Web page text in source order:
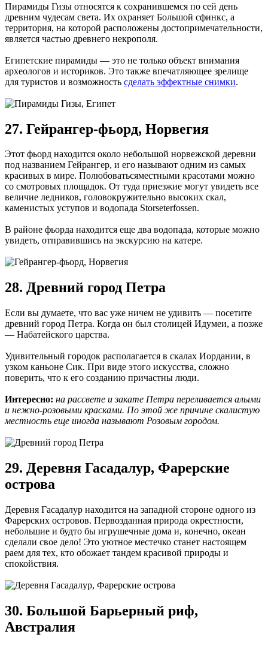
Пирамиды Гизы относятся к сохранившемся по сей день
древним чудесам света. Их охраняет Большой сфинкс, а
территория, на которой расположены достопримечательности,
является частью древнего некрополя.
Египетские пирамиды — это не только объект внимания
археологов и историков. Это также впечатляющее зрелище
для туристов и возможность сделать эффектные снимки.
27. Гейрангер-фьорд, Норвегия
Этот фьорд находится около небольшой норвежской деревни
под названием Гейрангер, и его называют одним из самых
красивых в мире. Полюбоватьсяместными красотами можно
со смотровых площадок. От туда приезжие могут увидеть все
величие ледников, головокружительно высоких скал,
каменистых уступов и водопада Storseterfossen.
В районе фьорда находится еще два водопада, которые можно
увидеть, отправившись на экскурсию на катере.
28. Древний город Петра
Если вы думаете, что вас уже ничем не удивить — посетите
древний город Петра. Когда он был столицей Идумеи, а позже
— Набатейского царства.
Удивительный городок располагается в скалах Иордании, в
узком каньоне Сик. При виде этого искусства, сложно
поверить, что к его созданию причастны люди.
Интересно: на рассвете и закате Петра переливается алыми
и нежно-розовыми красками. По этой же причине скалистую
местность еще иногда называют Розовым городом.
29. Деревня Гасадалур, Фарерские
острова
Деревня Гасадалур находится на западной стороне одного из
Фарерских островов. Первозданная природа окрестности,
небольшие и будто бы игрушечные дома и, конечно, океан
сделали свое дело! Это уютное местечко станет настоящем
раем для тех, кто обожает тандем красивой природы и
спокойствия.
30. Большой Барьерный риф,
Австралия